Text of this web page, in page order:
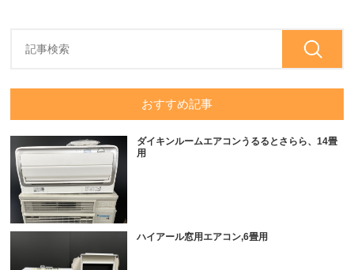
おすすめ記事
ダイキンルームエアコンうるるとさらら、14畳
用
ハイアール窓用エアコン,6畳用